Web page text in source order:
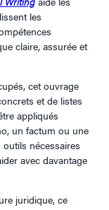
les
claire, assurée et
cet ouvrage
et de listes
appliqués
un factum ou une
nécessaires
avec davantage
juridique, ce